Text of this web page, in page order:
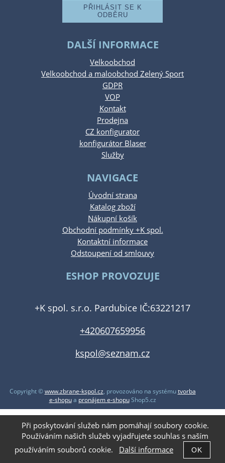
DALŠÍ INFORMACE
Velkoobchod
Velkoobchod a maloobchod Zelený Sport
GDPR
VOP
Kontakt
Prodejna
CZ konfigurator
konfigurátor Blaser
Služby
NAVIGACE
Úvodní strana
Katalog zboží
Nákupní košík
Obchodní podmínky +K spol.
Kontaktní informace
Odstoupení od smlouvy
ESHOP PROVOZUJE
+K spol. s.r.o. Pardubice IČ:63221217
+420607659956
kspol@seznam.cz
Copyright ©www.zbrane-kspol.cz, provozováno na systémutvorba
e-shopua pronájem e-shopuShop5.cz
Při poskytování služeb nám pomáhají soubory cookie.
Používáním našich služeb vyjadřujete souhlas s naším
používáním souborů cookie. Další informace